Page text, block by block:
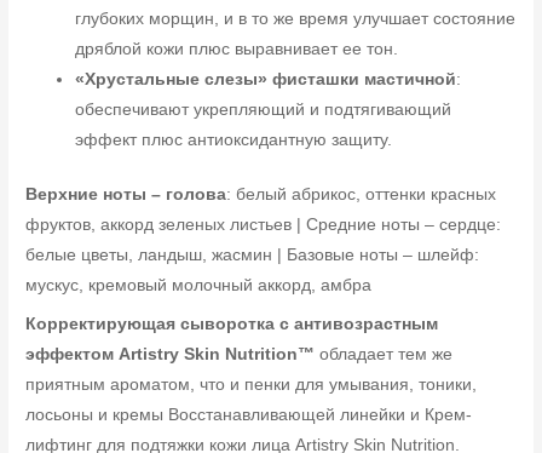
глубоких морщин, и в то же время улучшает состояние
дряблой кожи плюс выравнивает ее тон.
«Хрустальные слезы» фисташки мастичной:
обеспечивают укрепляющий и подтягивающий
эффект плюс антиоксидантную защиту.
Верхние ноты – голова: белый абрикос, оттенки красных
фруктов, аккорд зеленых листьев | Средние ноты – сердце:
белые цветы, ландыш, жасмин | Базовые ноты – шлейф:
мускус, кремовый молочный аккорд, амбра
Корректирующая сыворотка с антивозрастным
эффектом Artistry Skin Nutrition™ обладает тем же
приятным ароматом, что и пенки для умывания, тоники,
лосьоны и кремы Восстанавливающей линейки и Крем-
лифтинг для подтяжки кожи лица Artistry Skin Nutrition.